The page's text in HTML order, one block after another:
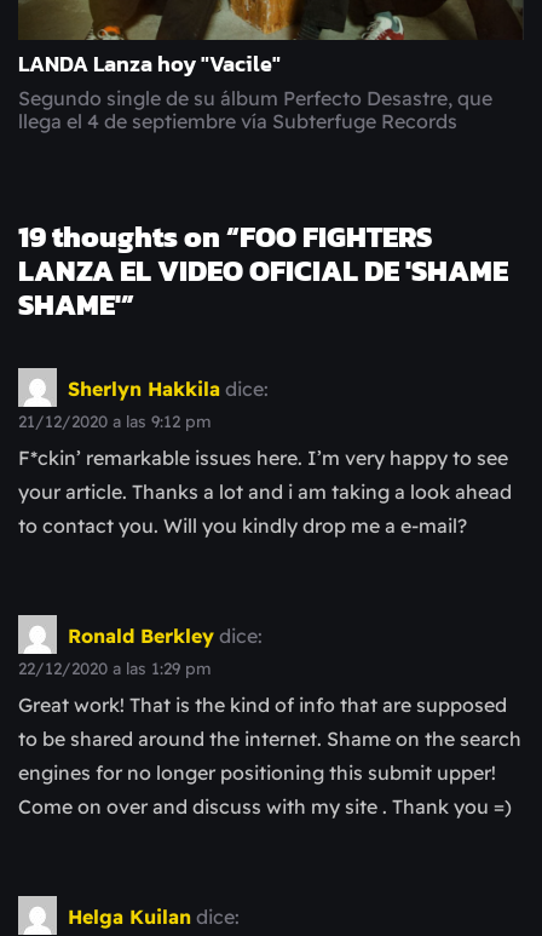
LANDA Lanza hoy "Vacile"
Segundo single de su álbum Perfecto Desastre, que
llega el 4 de septiembre vía Subterfuge Records
19 thoughts on “FOO FIGHTERS
LANZA EL VIDEO OFICIAL DE 'SHAME
SHAME'”
Sherlyn Hakkila dice:
21/12/2020 a las 9:12 pm
F*ckin’ remarkable issues here. I’m very happy to see
your article. Thanks a lot and i am taking a look ahead
to contact you. Will you kindly drop me a e-mail?
Ronald Berkley dice:
22/12/2020 a las 1:29 pm
Great work! That is the kind of info that are supposed
to be shared around the internet. Shame on the search
engines for no longer positioning this submit upper!
Come on over and discuss with my site . Thank you =)
Helga Kuilan dice: